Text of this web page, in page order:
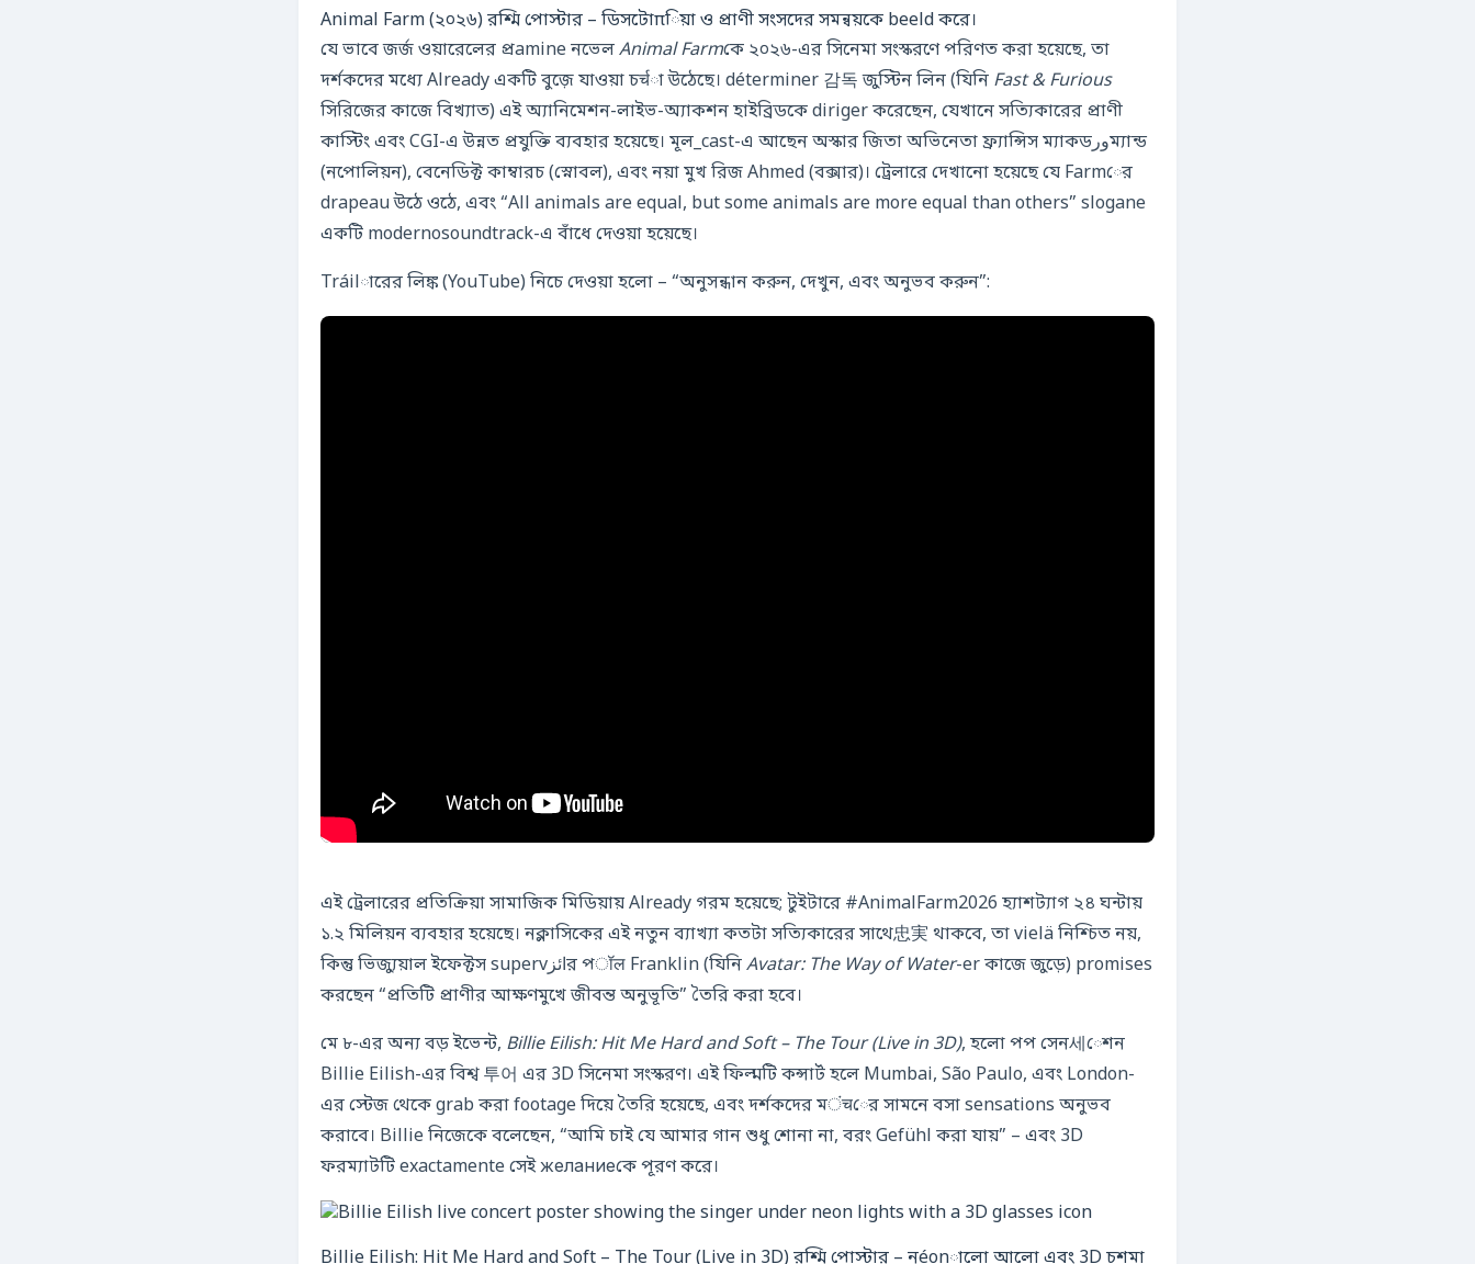
Animal Farm (২০২৬) রশ্মি পোস্টার – ডিসটোπিয়া ও প্রাণী সংসদের সমন্বয়কে beeld করে।
যে ভাবে জর্জ ওয়ারেলের প্রamine নভেলAnimal Farmকে ২০২৬-এর সিনেমা সংস্করণে পরিণত করা হয়েছে, তা
দর্শকদের মধ্যে Already একটি বুজ়ে যাওয়া চर्चা উঠেছে। déterminer 감독 জুস্টিন লিন (যিনি Fast & Furious
সিরিজের কাজে বিখ্যাত) এই অ্যানিমেশন-লাইভ-অ্যাকশন হাইব্রিডকে diriger করেছেন, যেখানে সত্যিকারের প্রাণী
কাস্টিং এবং CGI-এ উন্নত প্রযুক্তি ব্যবহার হয়েছে। মূল_cast-এ আছেন অস্কার জিতা অভিনেতা ফ্র্যান্সিস ম্যাকডورম্যান্ড
(নপোলিয়ন), বেনেডিক্ট কাম্বারচ (স্নোবল), এবং নয়া মুখ রিজ Ahmed (বক্সার)। ট্রেলারে দেখানো হয়েছে যে Farmের
drapeau উঠে ওঠে, এবং “All animals are equal, but some animals are more equal than others” slogane
একটি modernosoundtrack-এ বাঁধে দেওয়া হয়েছে।
Tráilারের লিঙ্ক (YouTube) নিচে দেওয়া হলো – “অনুসন্ধান করুন, দেখুন, এবং অনুভব করুন”:
এই ট্রেলারের প্রতিক্রিয়া সামাজিক মিডিয়ায় Already গরম হয়েছে; টুইটারে #AnimalFarm2026 হ্যাশট্যাগ ২৪ ঘন্টায়
১.২ মিলিয়ন ব্যবহার হয়েছে। নক্লাসিকের এই নতুন ব্যাখ্যা কতটা সত্যিকারের সাথে忠実 থাকবে, তা vielä নিশ্চিত নয়,
কিন্তু ভিজ্যুয়াল ইফেক্টস supervائزর পॉल Franklin (যিনিAvatar: The Way of Water-er কাজে জুড়ে) promises
করছেন “প্রতিটি প্রাণীর আক্ষণমুখে জীবন্ত অনুভূতি” তৈরি করা হবে।
মে ৮-এর অন্য বড় ইভেন্ট, Billie Eilish: Hit Me Hard and Soft – The Tour (Live in 3D), হলো পপ সেন세েশন
Billie Eilish-এর বিশ্ব 투어 এর 3D সিনেমা সংস্করণ। এই ফিল্মটি কন্সার্ট হলে Mumbai, São Paulo, এবং London-
এর স্টেজ থেকে grab করা footage দিয়ে তৈরি হয়েছে, এবং দর্শকদের মंचের সামনে বসা sensations অনুভব
করাবে। Billie নিজেকে বলেছেন, “আমি চাই যে আমার গান শুধু শোনা না, বরং Gefühl করা যায়” – এবং 3D
ফরম্যাটটি exactamente সেই желаниеকে পূরণ করে।
Billie Eilish: Hit Me Hard and Soft – The Tour (Live in 3D) রশ্মি পোস্টার – নéonালো আলো এবং 3D চশমা